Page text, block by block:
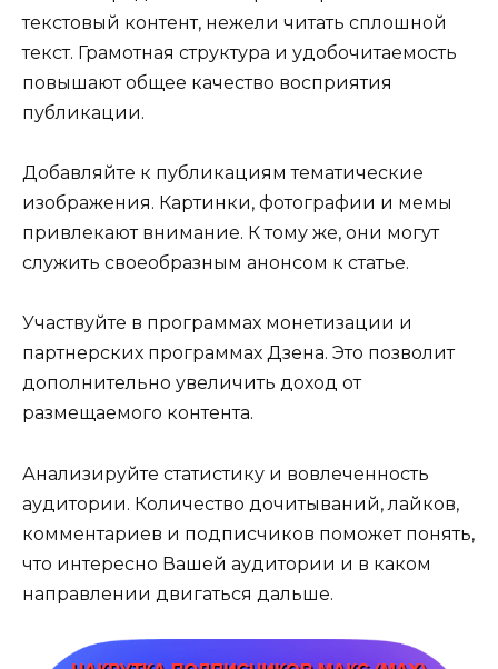
текстовый контент, нежели читать сплошной
текст. Грамотная структура и удобочитаемость
повышают общее качество восприятия
публикации.
Добавляйте к публикациям тематические
изображения. Картинки, фотографии и мемы
привлекают внимание. К тому же, они могут
служить своеобразным анонсом к статье.
Участвуйте в программах монетизации и
партнерских программах Дзена. Это позволит
дополнительно увеличить доход от
размещаемого контента.
Анализируйте статистику и вовлеченность
аудитории. Количество дочитываний, лайков,
комментариев и подписчиков поможет понять,
что интересно Вашей аудитории и в каком
направлении двигаться дальше.